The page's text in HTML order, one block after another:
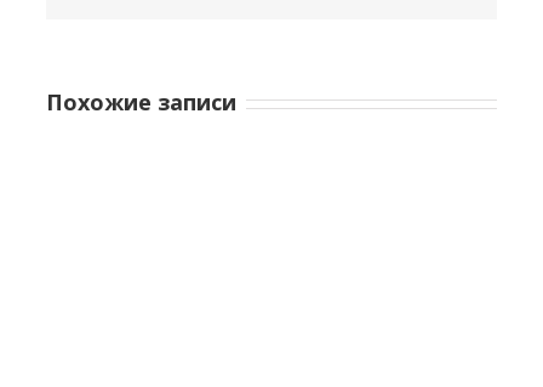
Похожие записи